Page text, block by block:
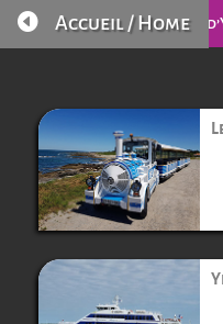
L’Île
 Accueil / Home